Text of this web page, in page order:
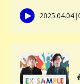
2025.04.04|